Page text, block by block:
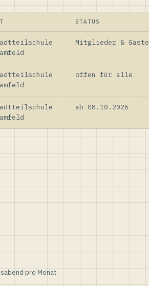
STATUS
Mitglieder & Gäste
offen für alle
ab 08.10.2026
pro Monat